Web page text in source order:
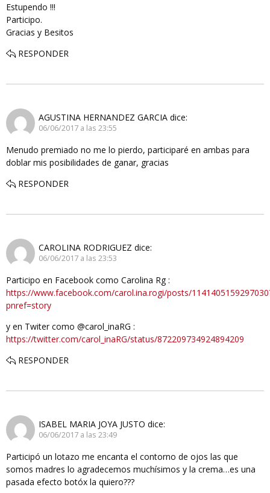
Estupendo !!!
Participo.
Gracias y Besitos
RESPONDER
AGUSTINA HERNANDEZ GARCIA dice:
06/06/2017 a las 23:55
Menudo premiado no me lo pierdo, participaré en ambas para
doblar mis posibilidades de ganar, gracias
RESPONDER
CAROLINA RODRIGUEZ dice:
06/06/2017 a las 23:53
Participo en Facebook como Carolina Rg :
https://www.facebook.com/carol.ina.rogi/posts/
pnref=story
y en Twiter como @carol_inaRG :
https://twitter.com/carol_inaRG/status/872209734924894209
RESPONDER
ISABEL MARIA JOYA JUSTO dice:
06/06/2017 a las 23:49
Participó un lotazo me encanta el contorno de ojos las que
somos madres lo agradecemos muchísimos y la crema…es una
pasada efecto botóx la quiero???